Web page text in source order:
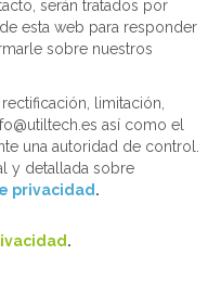
serán tratados por
esta web para responder
sobre nuestros
limitación,
así como el
una autoridad de control.
y detallada sobre
privacidad.
.